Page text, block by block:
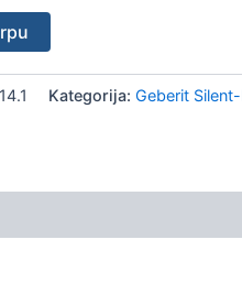
Kategorija: Geberit